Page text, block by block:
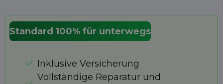
Standard 100% für unterwegs
Inklusive Versicherung
Vollständige Reparatur und